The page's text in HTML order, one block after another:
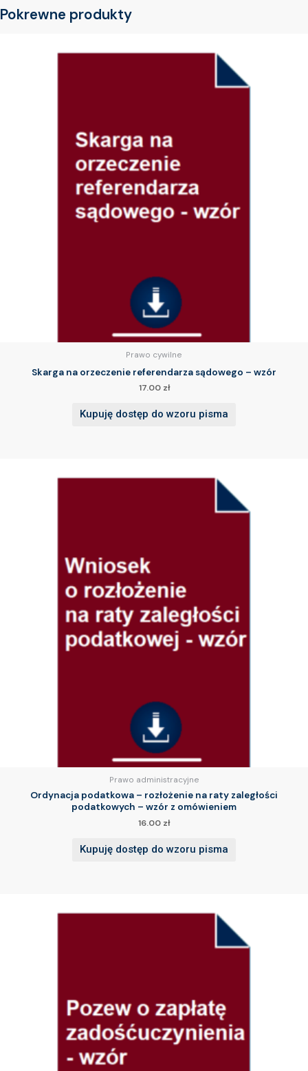
Pokrewne produkty
Prawo cywilne
Skarga na orzeczenie referendarza sądowego – wzór
17.00 zł
Kupuję dostęp do wzoru pisma
Prawo administracyjne
Ordynacja podatkowa – rozłożenie na raty zaległości
podatkowych – wzór z omówieniem
16.00 zł
Kupuję dostęp do wzoru pisma